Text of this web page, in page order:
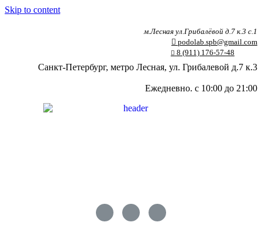
Skip to content
м.Лесная ул.Грибалёвой д.7 к.3 с.1
podolab.spb@gmail.com
8 (911) 176-57-48
Санкт-Петербург, метро Лесная, ул. Грибалевой д.7 к.3
Ежедневно. с 10:00 до 21:00